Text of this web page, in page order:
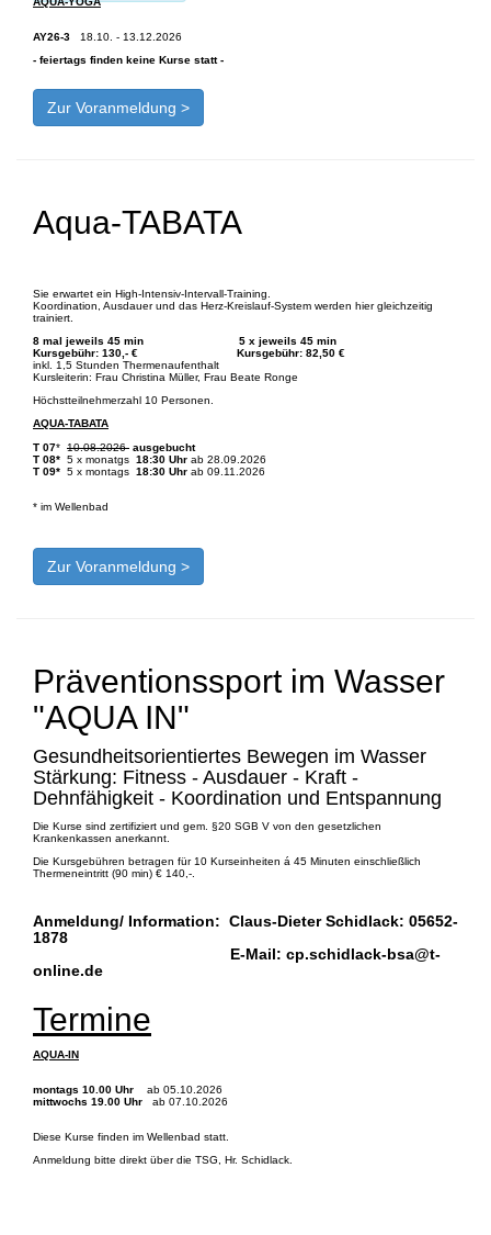
AY26-3 18.10. - 13.12.2026
- feiertags finden keine Kurse statt -
Zur Voranmeldung >
Aqua-TABATA
Sie erwartet ein High-Intensiv-Intervall-Training.
Koordination, Ausdauer und das Herz-Kreislauf-System werden hier gleichzeitig
trainiert.
8 mal jeweils 45 min 5 x jeweils 45 min
Kursgebühr: 130,- €
Kursgebühr: 82,50 €
inkl. 1,5 Stunden Thermenaufenthalt
Kursleiterin: Frau Christina Müller, Frau Beate Ronge
Höchstteilnehmerzahl 10 Personen.
AQUA-TABATA
T 07* 10.08.2026 ausgebucht
T 08* 5 x monatgs 18:30 Uhr ab 28.09.2026
T 09* 5 x montags 18:30 Uhr ab 09.11.2026
* im Wellenbad
Zur Voranmeldung >
Präventionssport im Wasser
"AQUA IN"
Gesundheitsorientiertes Bewegen im Wasser
Stärkung: Fitness - Ausdauer - Kraft -
Dehnfähigkeit - Koordination und Entspannung
Die Kurse sind zertifiziert und gem. §20 SGB V von den gesetzlichen
Krankenkassen anerkannt.
Die Kursgebühren betragen für 10 Kurseinheiten á 45 Minuten einschließlich
Thermeneintritt (90 min) € 140,-.
Anmeldung/ Information: Claus-Dieter Schidlack: 05652-
1878
E-Mail: cp.schidlack-bsa@t-
online.de
Termine
AQUA-IN
montags 10.00 Uhr ab 05.10.2026
mittwochs 19.00 Uhr ab 07.10.2026
Diese Kurse finden im Wellenbad statt.
Anmeldung bitte direkt über die TSG, Hr. Schidlack.